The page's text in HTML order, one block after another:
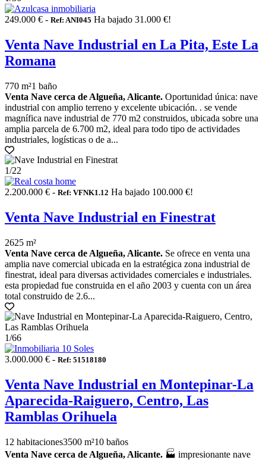
249.000 € - Ref: ANI045 Ha bajado 31.000 €!
Venta Nave Industrial en La Pita, Este La
Romana
770 m²1 baño
Venta Nave cerca de Algueña, Alicante. Oportunidad única: nave
industrial con amplio terreno y excelente ubicación. . se vende
magnífica nave industrial de 770 m2 construidos, ubicada sobre una
amplia parcela de 6.700 m2, ideal para todo tipo de actividades
industriales, logísticas o de a...
1/22
2.200.000 € - Ref: VFNK1.12 Ha bajado 100.000 €!
Venta Nave Industrial en Finestrat
2625 m²
Venta Nave cerca de Algueña, Alicante. Se ofrece en venta una
amplia nave comercial ubicada en la estratégica zona industrial de
finestrat, ideal para diversas actividades comerciales e industriales.
esta propiedad fue construida en el año 2003 y cuenta con un área
total construido de 2.6...
1/66
3.000.000 € - Ref: 51518180
Venta Nave Industrial en Montepinar-La
Aparecida-Raiguero, Centro, Las
Ramblas Orihuela
12 habitaciones3500 m²10 baños
Venta Nave cerca de Algueña, Alicante. 🏭 impresionante nave